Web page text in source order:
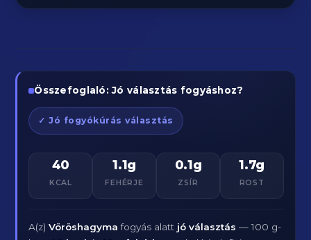
Összefoglaló: Jó választás fogyáshoz?
✓ Jó fogyókúrás választás
40
KCAL
1.1g
FEHÉRJE
0.1g
ZSÍR
1.7g
ROST
A(z)Vöröshagyma fogyás alatt jó választás — 100 g-